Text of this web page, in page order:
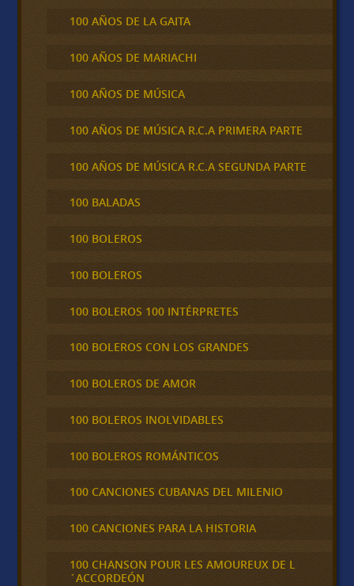
100 AÑOS DE LA GAITA
100 AÑOS DE MARIACHI
100 AÑOS DE MÚSICA
100 AÑOS DE MÚSICA R.C.A PRIMERA PARTE
100 AÑOS DE MÚSICA R.C.A SEGUNDA PARTE
100 BALADAS
100 BOLEROS
100 BOLEROS
100 BOLEROS 100 INTÉRPRETES
100 BOLEROS CON LOS GRANDES
100 BOLEROS DE AMOR
100 BOLEROS INOLVIDABLES
100 BOLEROS ROMÁNTICOS
100 CANCIONES CUBANAS DEL MILENIO
100 CANCIONES PARA LA HISTORIA
100 CHANSON POUR LES AMOUREUX DE L
´ACCORDEÓN